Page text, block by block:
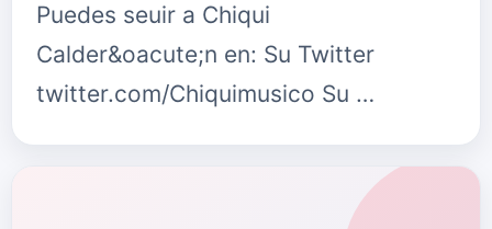
Puedes seuir a Chiqui
Calder&oacute;n en: Su Twitter
twitter.com/Chiquimusico Su …